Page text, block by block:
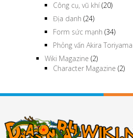
Công cụ, vũ khí(20)
Địa danh (24)
Form sức mạnh (34)
Phỏng vấn Akira Toriyama
Wiki Magazine (2)
Character Magazine (2)